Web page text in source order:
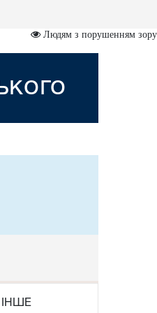
Людям з порушенням зору
ІНШЕ